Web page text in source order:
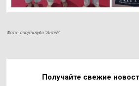
Фото - спортклуба "Антей"
Получайте свежие